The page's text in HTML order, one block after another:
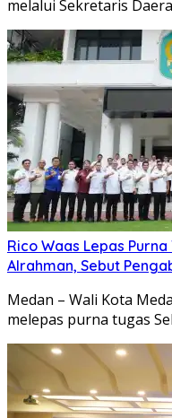
melalui Sekretaris
Rico Waas Lepas
Alrahman, Sebut
Medan – Wali Kota
melepas purna tugas